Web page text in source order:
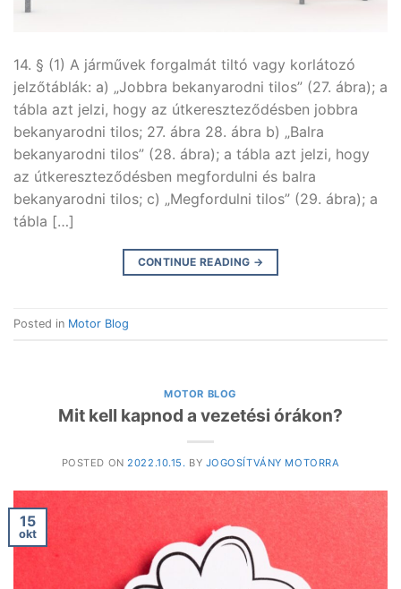
14. § (1) A járművek forgalmát tiltó vagy korlátozó
jelzőtáblák: a) „Jobbra bekanyarodni tilos” (27. ábra); a
tábla azt jelzi, hogy az útkereszteződésben jobbra
bekanyarodni tilos; 27. ábra 28. ábra b) „Balra
bekanyarodni tilos” (28. ábra); a tábla azt jelzi, hogy
az útkereszteződésben megfordulni és balra
bekanyarodni tilos; c) „Megfordulni tilos” (29. ábra); a
tábla […]
CONTINUE READING →
Posted in Motor Blog
MOTOR BLOG
Mit kell kapnod a vezetési órákon?
POSTED ON2022.10.15. BY JOGOSÍTVÁNY MOTORRA
15
okt